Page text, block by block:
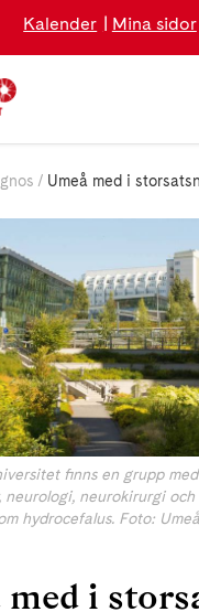
Kalender Mina sidor
finns en grupp
neurologi, neurokirurgi
hydrocefalus. Foto:
med i